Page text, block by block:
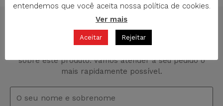
SOLICITAÇÃO DE INFORMAÇÃO
sobre este produto. Vamos atender a seu pedido o
mais rapidamente possível.
entendemos que você aceita nossa política de cookies.
Ver mais
Aceitar Rejeitar